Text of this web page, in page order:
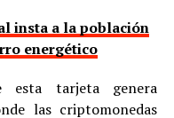
insta a la población
energético
esta tarjeta genera
las criptomonedas